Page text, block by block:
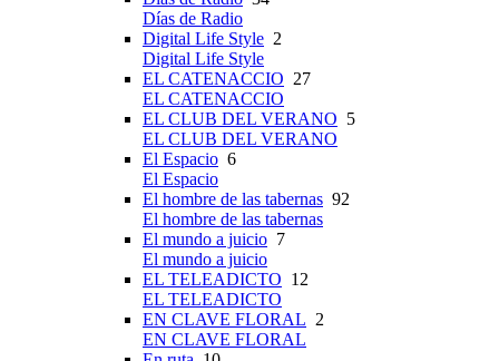
Días de Radio
Digital Life Style 2
Digital Life Style
EL CATENACCIO 27
EL CATENACCIO
EL CLUB DEL VERANO 5
EL CLUB DEL VERANO
El Espacio 6
El Espacio
El hombre de las tabernas 92
El hombre de las tabernas
El mundo a juicio 7
El mundo a juicio
EL TELEADICTO 12
EL TELEADICTO
EN CLAVE FLORAL 2
EN CLAVE FLORAL